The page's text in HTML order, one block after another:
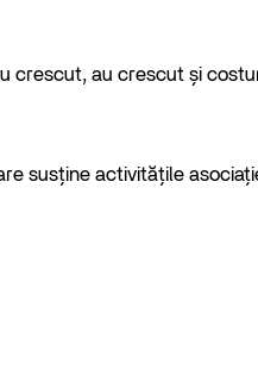
crescut, au crescut și
susține activitățile